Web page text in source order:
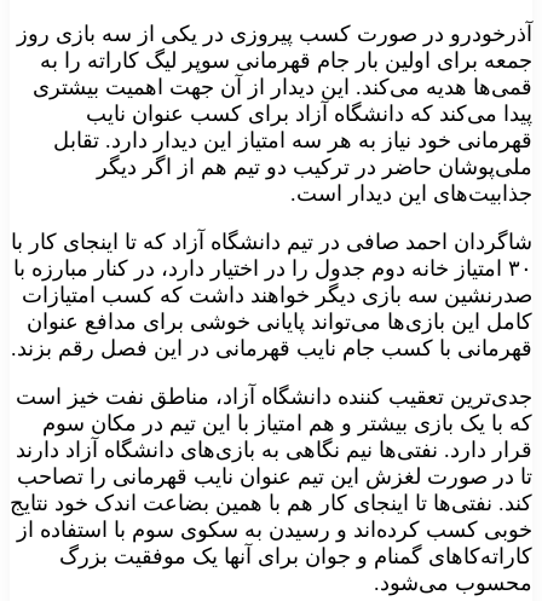
آذرخودرو در صورت کسب پیروزی در یکی از سه بازی روز
جمعه برای اولین بار جام قهرمانی سوپر لیگ کاراته را به
قمی‌ها هدیه می‌کند. این دیدار از آن جهت اهمیت بیشتری
پیدا می‌کند که دانشگاه آزاد برای کسب عنوان نایب
قهرمانی خود نیاز به هر سه امتیاز این دیدار دارد. تقابل
ملی‌پوشان حاضر در ترکیب دو تیم هم از اگر دیگر
جذابیت‌های این دیدار است.
شاگردان احمد صافی در تیم دانشگاه آزاد که تا اینجای کار با
۳۰ امتیاز خانه دوم جدول را در اختیار دارد، در کنار مبارزه با
صدرنشین سه بازی دیگر خواهند داشت که کسب امتیازات
کامل این بازی‌ها می‌تواند پایانی خوشی برای مدافع عنوان
قهرمانی با کسب جام نایب قهرمانی در این فصل رقم بزند.
جدی‌ترین تعقیب کننده دانشگاه آزاد، مناطق نفت خیز است
که با یک بازی بیشتر و هم امتیاز با این تیم در مکان سوم
قرار دارد. نفتی‌ها نیم نگاهی به بازی‌های دانشگاه آزاد دارند
تا در صورت لغزش این تیم عنوان نایب قهرمانی را تصاحب
کند. نفتی‌ها تا اینجای کار هم با همین بضاعت اندک خود نتایج
خوبی کسب کرده‌اند و رسیدن به سکوی سوم با استفاده از
کاراته‌کاهای گمنام و جوان برای آنها یک موفقیت بزرگ
محسوب می‌شود.